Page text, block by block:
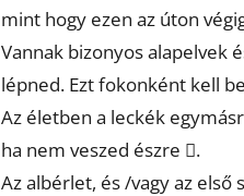
mint hogy ezen az úton
Vannak bizonyos alapelvek
lépned. Ezt fokonként kell
Az életben a leckék
ha nem veszed észre .
Az albérlet, és /vagy az első